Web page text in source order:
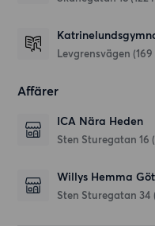
Levgrensvägen
Affärer
ICA Nära Heden
Sten Sturegatan 16
Willys Hemma
Sten Sturegatan 34